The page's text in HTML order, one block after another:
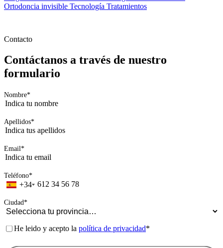
Ortodoncia invisible Tecnología Tratamientos
Contacto
Contáctanos a través de nuestro
formulario
Nombre*
Apellidos*
Email*
Teléfono*
+34
Ciudad*
Consentimiento*
He leido y acepto la política de privacidad*